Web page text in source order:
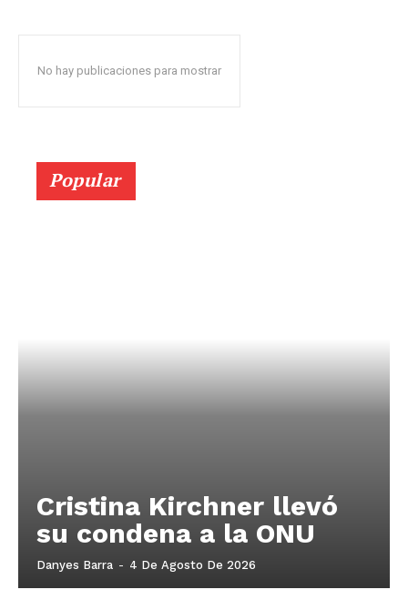
No hay publicaciones para mostrar
Popular
Cristina Kirchner llevó
su condena a la ONU
Danyes Barra - 4 De Agosto De 2026